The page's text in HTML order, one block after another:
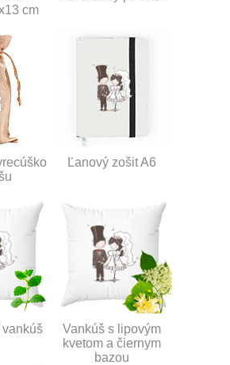
cm
Ľanový zošit A6
vankúš
Vankúš s lipovým
kvetom a čiernym
bazou